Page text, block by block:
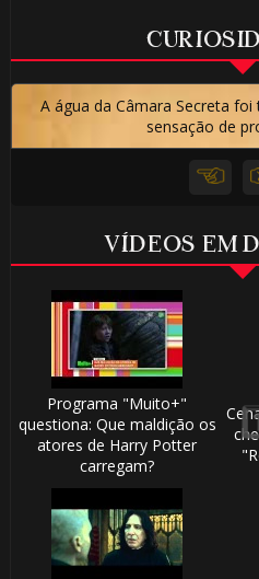
A água da Câmara Secreta
sensação de
VÍDEOS EM
Programa "Muito+"
questiona: Que maldição os
atores de Harry Potter
carregam?